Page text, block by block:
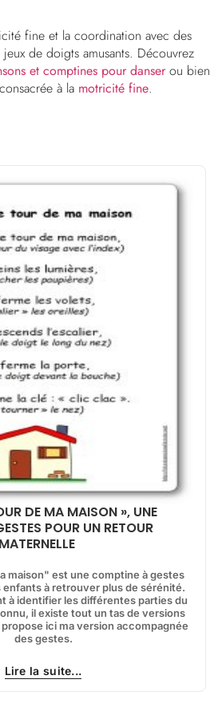
fine et la coordination avec des
jeux de doigts amusants. Découvrez
et comptines pour danserou bien
à la motricité fine.
DE MA MAISON », UNE
POUR UN RETOUR
maison" est une comptine à gestes
enfants à retrouver plus de sérénité.
à identifier les différentes parties du
il existe tout un tas de versions
ici ma version accompagnée
des gestes.
Lire la suite...